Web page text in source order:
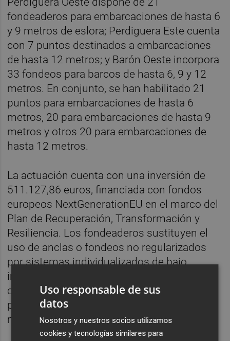
fondeaderos para embarcaciones de hasta 6
y 9 metros de eslora; Perdiguera Este cuenta
con 7 puntos destinados a embarcaciones
de hasta 12 metros; y Barón Oeste incorpora
33 fondeos para barcos de hasta 6, 9 y 12
metros. En conjunto, se han habilitado 21
puntos para embarcaciones de hasta 6
metros, 20 para embarcaciones de hasta 9
metros y otros 20 para embarcaciones de
hasta 12 metros.
La actuación cuenta con una inversión de
511.127,86 euros, financiada con fondos
europeos NextGenerationEU en el marco del
Plan de Recuperación, Transformación y
Resiliencia. Los fondeaderos sustituyen el
uso de anclas o fondeos no regularizados
por sistemas individualizados de bajo
impacto, diseñados para evitar el arrastre
continuado sobre el fondo y disminuir la
presión sobre las praderas de fanerógamas
marinas.
Uso responsable de sus
datos
Nosotros y nuestros socios utilizamos
cookies y tecnologías similares para